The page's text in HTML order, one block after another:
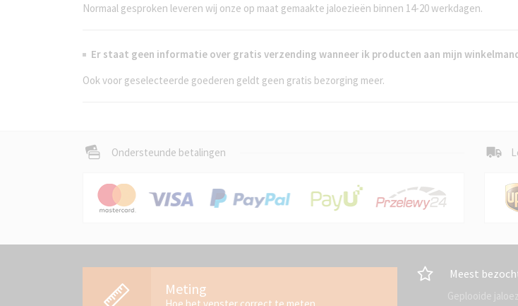
Normaal gesproken leveren wij onze op maat gemaakte jaloezieën binnen 14-20 werkdagen.
Er staat geen informatie over gratis verzending wanneer ik producten aan mijn
Ook voor geselecteerde goederen geldt geen gratis bezorging meer.
Ondersteunde betalingen
Meting
Hoe het venster correct te meten
Meest
Geplooide